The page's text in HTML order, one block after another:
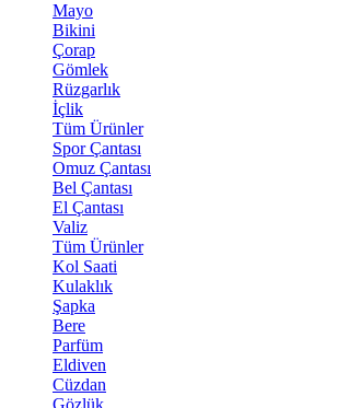
Mayo
Bikini
Çorap
Gömlek
Rüzgarlık
İçlik
Tüm Ürünler
Spor Çantası
Omuz Çantası
Bel Çantası
El Çantası
Valiz
Tüm Ürünler
Kol Saati
Kulaklık
Şapka
Bere
Parfüm
Eldiven
Cüzdan
Gözlük